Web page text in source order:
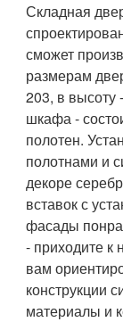
Складная
сможет
размерам
203, в высоту
шкафа -
полотен.
полотнами и
декоре
вставок с
фасады
- приходите к
вам
конструкции
материалы и